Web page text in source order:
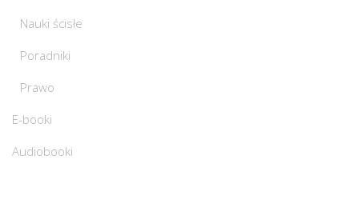
Nauki ścisłe
Poradniki
Prawo
E-booki
Audiobooki